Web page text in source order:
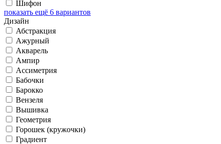
Шифон
показать ещё 6 вариантов
Дизайн
Абстракция
Ажурный
Акварель
Ампир
Ассиметрия
Бабочки
Барокко
Вензеля
Вышивка
Геометрия
Горошек (кружочки)
Градиент